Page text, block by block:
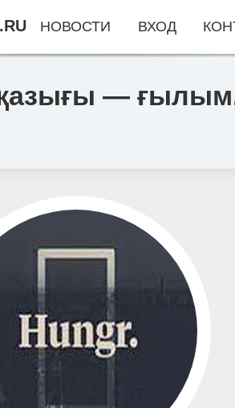
қазығы —
НОВОСТИ ВХОД